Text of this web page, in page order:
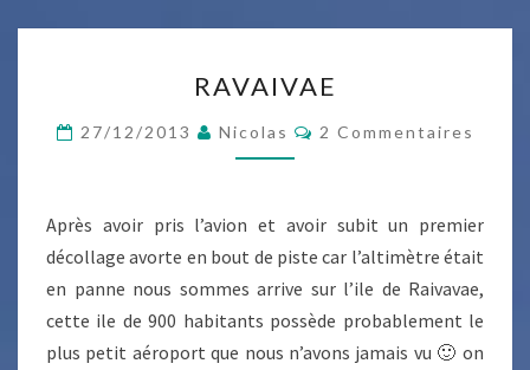
RAVAIVAE
27/12/2013 Nicolas Commentaires
2 Commentaires
Après avoir pris l’avion et avoir subit un premier
décollage avorte en bout de piste car l’altimètre était
en panne nous sommes arrive sur l’ile de Raivavae,
cette ile de 900 habitants possède probablement le
plus petit aéroport que nous n’avons jamais vu 🙂 on